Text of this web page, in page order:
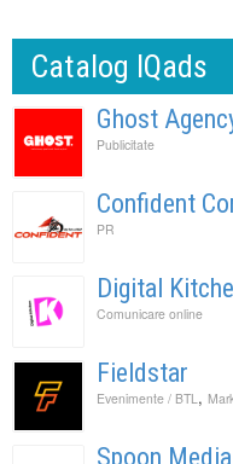
Catalog IQads
Ghost
Publicitate
Confident
PR
Digital
Comunicare online
Fieldstar
Evenimente / BTL ,
Spoon Media